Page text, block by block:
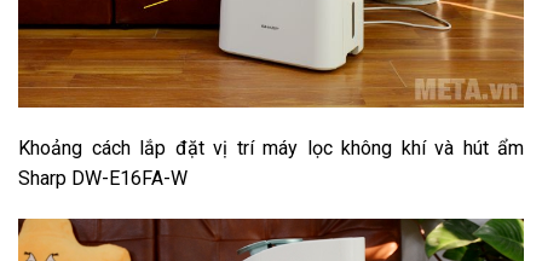
Khoảng cách lắp đặt vị trí máy lọc không khí và hút ẩm
Sharp DW-E16FA-W